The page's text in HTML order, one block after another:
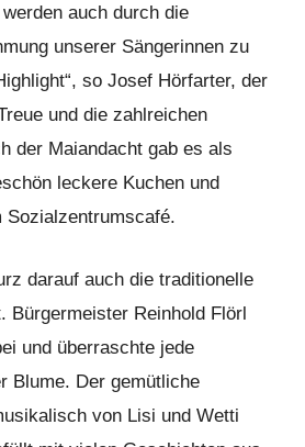
auch durch die
unserer Sängerinnen zu
so Josef Hörfarter, der
und die zahlreichen
der Maiandacht gab es als
leckere Kuchen und
Sozialzentrumscafé.
darauf auch die traditionelle
Bürgermeister Reinhold Flörl
und überraschte jede
Blume. Der gemütliche
von Lisi und Wetti